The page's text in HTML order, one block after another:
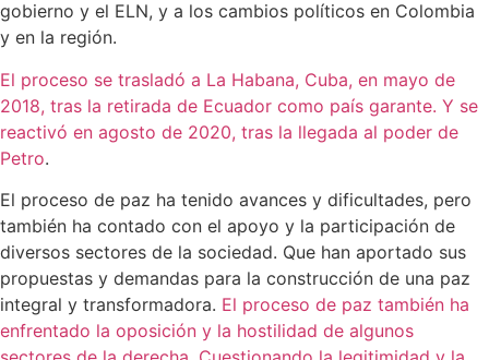
gobierno y el ELN, y a los cambios políticos en Colombia
y en la región.
El proceso se trasladó a La Habana, Cuba, en mayo de
2018, tras la retirada de Ecuador como país garante. Y se
reactivó en agosto de 2020, tras la llegada al poder de
Petro.
El proceso de paz ha tenido avances y dificultades, pero
también ha contado con el apoyo y la participación de
diversos sectores de la sociedad. Que han aportado sus
propuestas y demandas para la construcción de una paz
integral y transformadora. El proceso de paz también ha
enfrentado la oposición y la hostilidad de algunos